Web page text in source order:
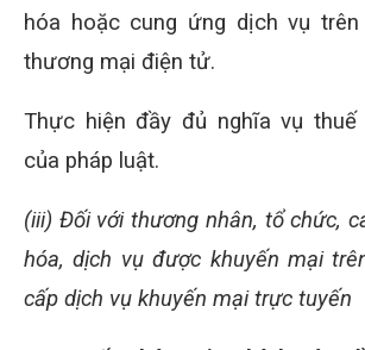
hóa hoặc cung ứng dịch vụ
thương mại điện tử.
Thực hiện đầy đủ nghĩa vụ
của pháp luật.
(iii) Đối với thương nhân, tổ chức,
hóa, dịch vụ được khuyến mại
cấp dịch vụ khuyến mại trực tuyến